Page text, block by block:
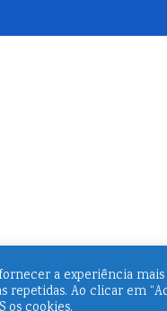
a experiência
repetidas. Ao clicar em